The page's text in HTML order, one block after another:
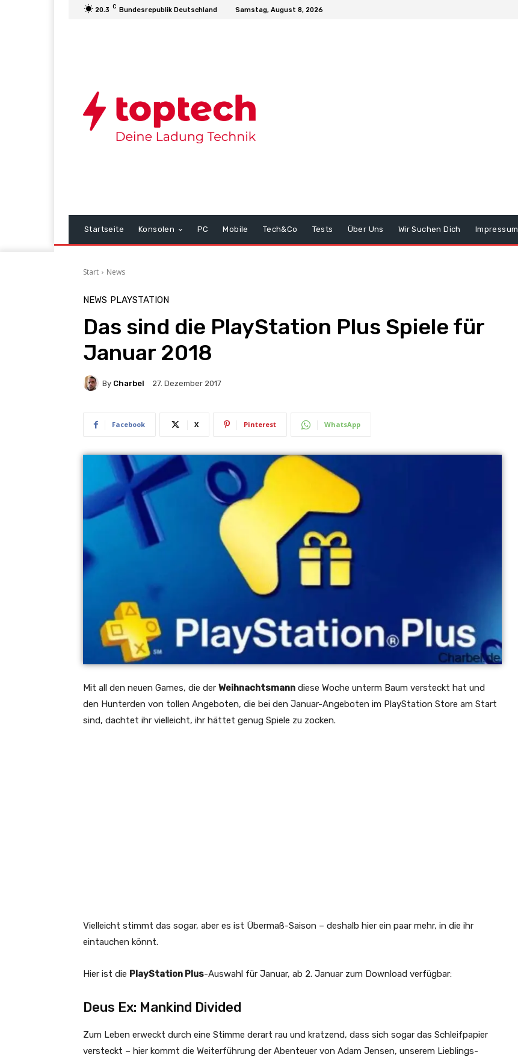
20.3 C Bundesrepublik Deutschland Samstag, August 8, 2026
Startseite Konsolen PC Mobile Tech&Co Tests Über Uns Wir Suchen Dich Impressum
Start News
NEWS PLAYSTATION
Das sind die PlayStation Plus Spiele für
Januar 2018
By Charbel 27. Dezember 2017
Facebook X Pinterest WhatsApp
Mit all den neuen Games, die der Weihnachtsmann diese Woche unterm Baum versteckt hat und
den Hunterden von tollen Angeboten, die bei den Januar-Angeboten im PlayStation Store am Start
sind, dachtet ihr vielleicht, ihr hättet genug Spiele zu zocken.
Vielleicht stimmt das sogar, aber es ist Übermaß-Saison – deshalb hier ein paar mehr, in die ihr
eintauchen könnt.
Hier ist die PlayStation Plus-Auswahl für Januar, ab 2. Januar zum Download verfügbar:
Deus Ex: Mankind Divided
Zum Leben erweckt durch eine Stimme derart rau und kratzend, dass sich sogar das Schleifpapier
versteckt – hier kommt die Weiterführung der Abenteuer von Adam Jensen, unserem Lieblings-